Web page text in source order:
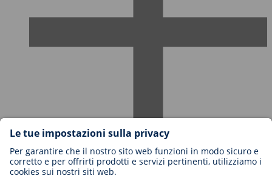
Carriere in BIOTRONIK
Livelli di carriera